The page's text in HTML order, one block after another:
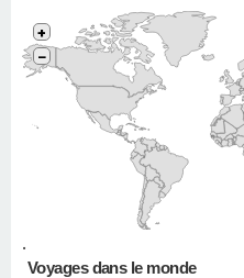
•
+
−
Voyages dans le monde